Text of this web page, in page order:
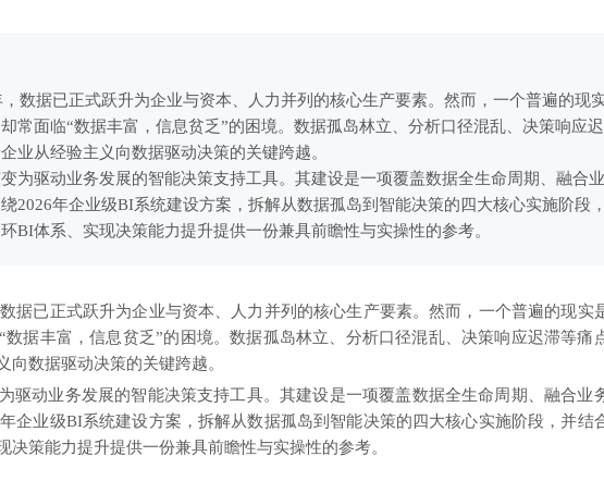
数据已正式跃升为企业与资本、人力并列的核心生产要素。然而，一个普遍的现
常面临“数据丰富，信息贫乏”的困境。数据孤岛林立、分析口径混乱、决策响应
业从经验主义向数据驱动决策的关键跨越。
为驱动业务发展的智能决策支持工具。其建设是一项覆盖数据全生命周期、融合
2026年企业级BI系统建设方案，拆解从数据孤岛到智能决策的四大核心实施阶段
BI体系、实现决策能力提升提供一份兼具前瞻性与实操性的参考。
据已正式跃升为企业与资本、人力并列的核心生产要素。然而，一个普遍的现实
据丰富，信息贫乏”的困境。数据孤岛林立、分析口径混乱、决策响应迟滞等痛
向数据驱动决策的关键跨越。
驱动业务发展的智能决策支持工具。其建设是一项覆盖数据全生命周期、融合业
企业级BI系统建设方案，拆解从数据孤岛到智能决策的四大核心实施阶段，并结
策能力提升提供一份兼具前瞻性与实操性的参考。